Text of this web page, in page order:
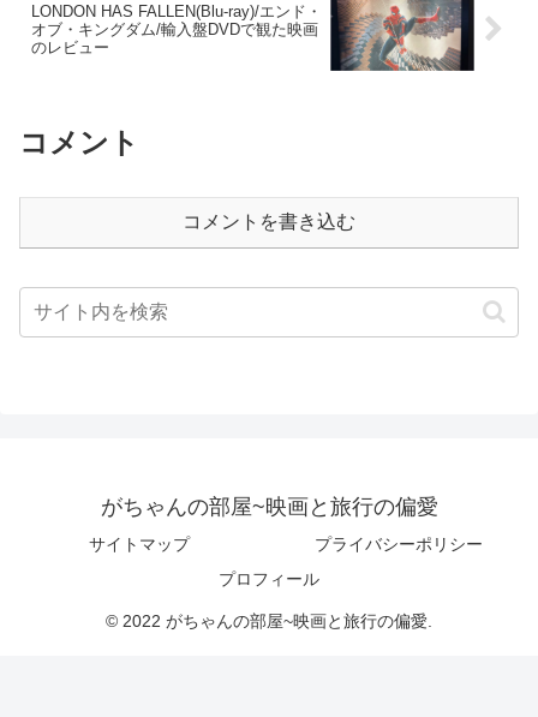
LONDON HAS FALLEN(Blu-ray)/エンド・
オブ・キングダム/輸入盤DVDで観た映画
のレビュー
コメント
コメントを書き込む
がちゃんの部屋~映画と旅行の偏愛
サイトマップ
プライバシーポリシー
プロフィール
© 2022 がちゃんの部屋~映画と旅行の偏愛.